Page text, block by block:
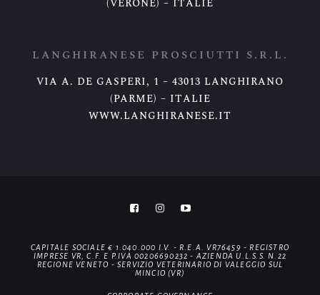
(VERONE) – ITALIE
LANGHIRANESE PROSCIUTTI S.R.L.
VIA A. DE GASPERI, 1 – 43013 LANGHIRANO
(PARME) – ITALIE
WWW.LANGHIRANESE.IT
CAPITALE SOCIALE € 1.040.000 I.V. - R.E.A. VR76459 - REGISTRO
IMPRESE VR, C.F. E P.IVA 00206690232 - AZIENDA U.L.S.S. N.22
REGIONE VENETO - SERVIZIO VETERINARIO DI VALEGGIO SUL
MINCIO (VR)